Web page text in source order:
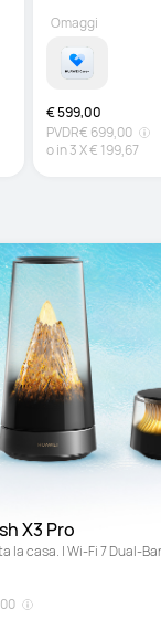
€ 599,00
PVDR€ 699,00
o in3X€ 199,67
Omaggi
X3 Pro
la casa. | Wi-Fi 7 Dual-